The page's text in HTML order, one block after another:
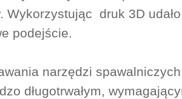
Wykorzystując druk 3D
podejście.
narzędzi
długotrwałym,